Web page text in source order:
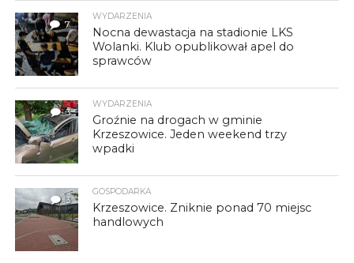
7
WYDARZENIA
Nocna dewastacja na stadionie LKS
Wolanki. Klub opublikował apel do
sprawców
3
WYDARZENIA
Groźnie na drogach w gminie
Krzeszowice. Jeden weekend trzy
wpadki
3
GOSPODARKA
Krzeszowice. Zniknie ponad 70 miejsc
handlowych